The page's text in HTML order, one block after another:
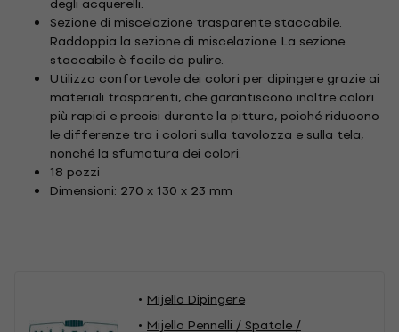
Sezione di miscelazione trasparente staccabile.
Raddoppia la sezione di miscelazione. La sezione
staccabile è facile da pulire.
Utilizzo confortevole dei colori per dipingere grazie ai
materiali trasparenti, che garantiscono inoltre colori
più rapidi e precisi durante la pittura, poiché riducono
le differenze tra i colori sulla tavolozza e sulla tela,
nonché la sfumatura dei colori.
18 pozzi
Dimensioni: 270 x 130 x 23 mm
Mijello Dipingere
Mijello Pennelli / Spatole /